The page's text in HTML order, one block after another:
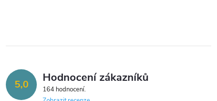
l
d 5,0 Hodnocení zákazníků
164 hodnocení